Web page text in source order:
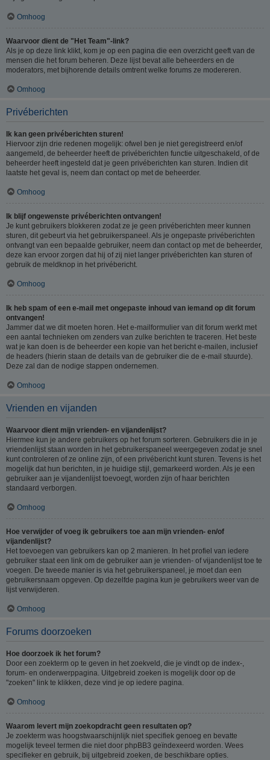
Omhoog
Waarvoor dient de "Het Team"-link?
Als je op deze link klikt, kom je op een pagina die een overzicht geeft van de
mensen die het forum beheren. Deze lijst bevat alle beheerders en de
moderators, met bijhorende details omtrent welke forums ze modereren.
Omhoog
Privéberichten
Ik kan geen privéberichten sturen!
Hiervoor zijn drie redenen mogelijk: ofwel ben je niet geregistreerd en/of
aangemeld, de beheerder heeft de privéberichten functie uitgeschakeld, of de
beheerder heeft ingesteld dat je geen privéberichten kan sturen. Indien dit
laatste het geval is, neem dan contact op met de beheerder.
Omhoog
Ik blijf ongewenste privéberichten ontvangen!
Je kunt gebruikers blokkeren zodat ze je geen privéberichten meer kunnen
sturen, dit gebeurt via het gebruikerspaneel. Als je ongepaste privéberichten
ontvangt van een bepaalde gebruiker, neem dan contact op met de beheerder,
deze kan ervoor zorgen dat hij of zij niet langer privéberichten kan sturen of
gebruik de meldknop in het privébericht.
Omhoog
Ik heb spam of een e-mail met ongepaste inhoud van iemand op dit forum
ontvangen!
Jammer dat we dit moeten horen. Het e-mailformulier van dit forum werkt met
een aantal technieken om zenders van zulke berichten te traceren. Het beste
wat je kan doen is de beheerder een kopie van het bericht e-mailen, inclusief
de headers (hierin staan de details van de gebruiker die de e-mail stuurde).
Deze zal dan de nodige stappen ondernemen.
Omhoog
Vrienden en vijanden
Waarvoor dient mijn vrienden- en vijandenlijst?
Hiermee kun je andere gebruikers op het forum sorteren. Gebruikers die in je
vriendenlijst staan worden in het gebruikerspaneel weergegeven zodat je snel
kunt controleren of ze online zijn, of een privébericht kunt sturen. Tevens is het
mogelijk dat hun berichten, in je huidige stijl, gemarkeerd worden. Als je een
gebruiker aan je vijandenlijst toevoegt, worden zijn of haar berichten
standaard verborgen.
Omhoog
Hoe verwijder of voeg ik gebruikers toe aan mijn vrienden- en/of
vijandenlijst?
Het toevoegen van gebruikers kan op 2 manieren. In het profiel van iedere
gebruiker staat een link om de gebruiker aan je vrienden- of vijandenlijst toe te
voegen. De tweede manier is via het gebruikerspaneel, je moet dan een
gebruikersnaam opgeven. Op dezelfde pagina kun je gebruikers weer van de
lijst verwijderen.
Omhoog
Forums doorzoeken
Hoe doorzoek ik het forum?
Door een zoekterm op te geven in het zoekveld, die je vindt op de index-,
forum- en onderwerppagina. Uitgebreid zoeken is mogelijk door op de
"zoeken" link te klikken, deze vind je op iedere pagina.
Omhoog
Waarom levert mijn zoekopdracht geen resultaten op?
Je zoekterm was hoogstwaarschijnlijk niet specifiek genoeg en bevatte
mogelijk teveel termen die niet door phpBB3 geïndexeerd worden. Wees
specifieker en gebruik, bij uitgebreid zoeken, de beschikbare opties.